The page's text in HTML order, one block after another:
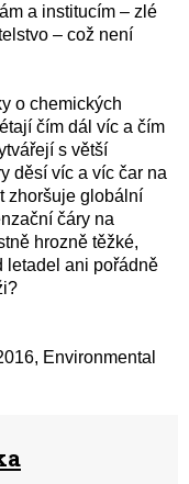
a institucím – zlé
– což není
o chemických
čím dál víc a čím
s větší
děsí víc a víc čar na
zhoršuje globální
čáry na
hrozně těžké,
letadel ani pořádně
Environmental